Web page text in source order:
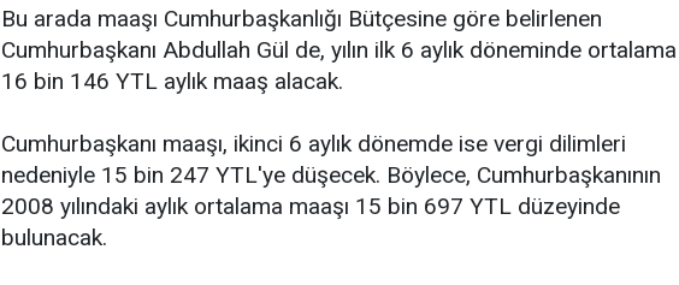
Bu arada maaşı Cumhurbaşkanlığı Bütçesine göre belirlenen
Cumhurbaşkanı Abdullah Gül de, yılın ilk 6 aylık döneminde ortalama
16 bin 146 YTL aylık maaş alacak.
Cumhurbaşkanı maaşı, ikinci 6 aylık dönemde ise vergi dilimleri
nedeniyle 15 bin 247 YTL'ye düşecek. Böylece, Cumhurbaşkanının
2008 yılındaki aylık ortalama maaşı 15 bin 697 YTL düzeyinde
bulunacak.